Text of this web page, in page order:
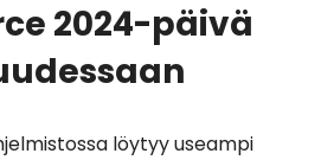
2024-päivä
löytyy useampi